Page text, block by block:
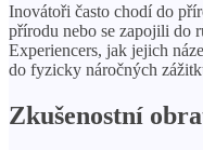
Inovátoři často chodí do
přírodu nebo se zapojili do
Experiencers, jak jejich
do fyzicky náročných
Zkušenostní